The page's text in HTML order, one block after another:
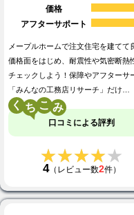
価格
アフターサポート
メープルホームで注文住宅を建て
価格面をはじめ、耐震性や気密断熱
チェックしよう！保障やアフターサ
「みんなの工務店リサーチ」だけ…
く こ
口コミによる評判
★★★★★
★★★★★
4（レビュー数2件）